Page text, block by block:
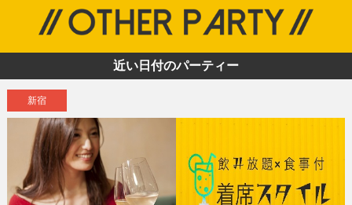
近い日付のパーティー
新宿